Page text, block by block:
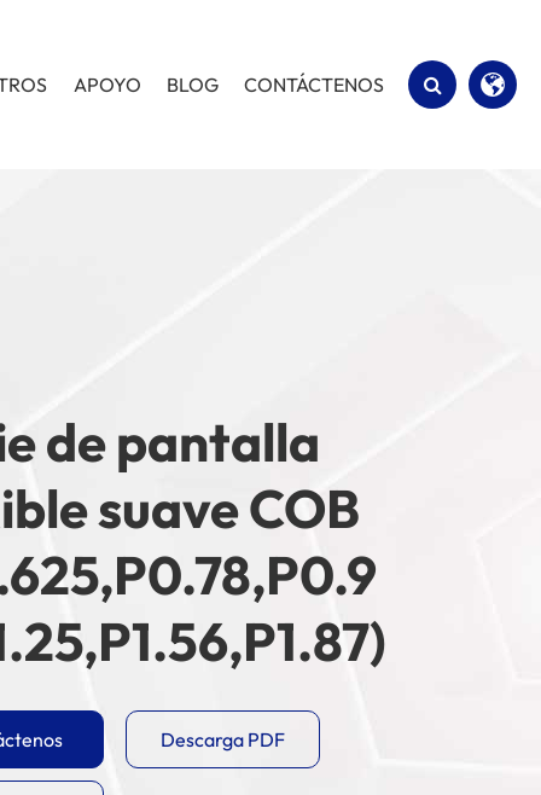
APOYO BLOG CONTÁCTENOS
de pantalla
suave COB
Descarga PDF